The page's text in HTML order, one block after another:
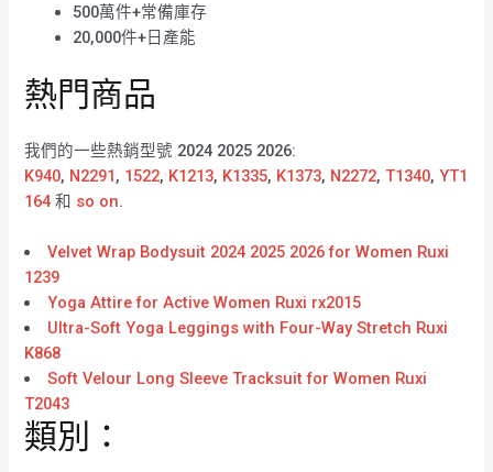
500萬件+常備庫存
20,000件+日產能
熱門商品
我們的一些熱銷型號 2024 2025 2026:
K940, N2291, 1522, K1213, K1335, K1373, N2272,T1340,YT1
164 和 so on.
Velvet Wrap Bodysuit 2024 2025 2026 for Women Ruxi
1239
Yoga Attire for Active Women Ruxi rx2015
Ultra-Soft Yoga Leggings with Four-Way Stretch Ruxi
K868
Soft Velour Long Sleeve Tracksuit for Women Ruxi
T2043
類別：